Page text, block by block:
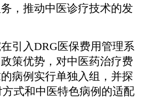
，推动中医诊疗技术的发
引入DRG医保费用管理系
策优势，对中医药治疗费
病例实行单独入组，并探
式和中医特色病例的适配